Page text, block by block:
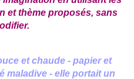
et thème proposés, sans
et chaude - papier et
maladive - elle portait un